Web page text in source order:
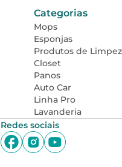
Categorias
Mops
Esponjas
Produtos de Limpeza
Closet
Panos
Auto Car
Linha Pro
Lavanderia
Redes sociais